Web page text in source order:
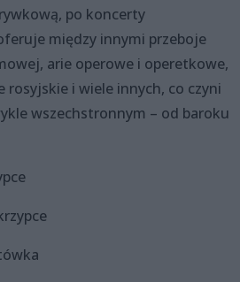
po koncerty
między innymi przeboje
arie operowe i operetkowe,
rosyjskie i wiele innych, co czyni
wszechstronnym – od baroku